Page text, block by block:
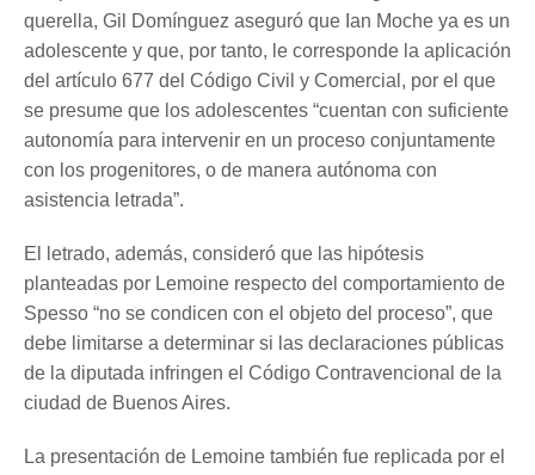
querella, Gil Domínguez aseguró que Ian Moche ya es un
adolescente y que, por tanto, le corresponde la aplicación
del artículo 677 del Código Civil y Comercial, por el que
se presume que los adolescentes “cuentan con suficiente
autonomía para intervenir en un proceso conjuntamente
con los progenitores, o de manera autónoma con
asistencia letrada”.
El letrado, además, consideró que las hipótesis
planteadas por Lemoine respecto del comportamiento de
Spesso “no se condicen con el objeto del proceso”, que
debe limitarse a determinar si las declaraciones públicas
de la diputada infringen el Código Contravencional de la
ciudad de Buenos Aires.
La presentación de Lemoine también fue replicada por el